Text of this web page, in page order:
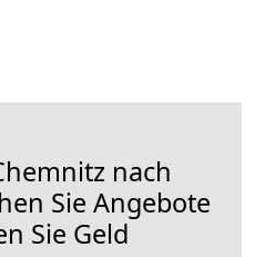
nach
Sie Angebote
Sie Geld